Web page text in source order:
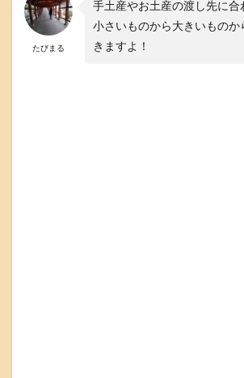
たびまる
手土産やお土産の渡し先に合
小さいものから大きいものか
きますよ！